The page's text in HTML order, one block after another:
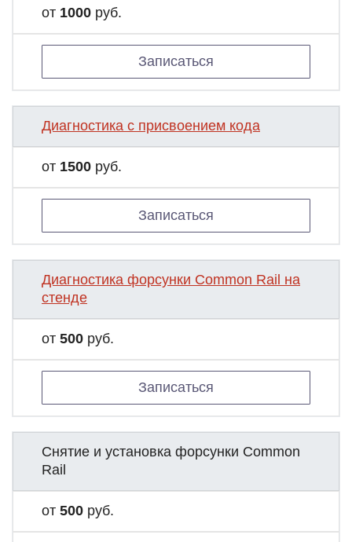
от 1000 руб.
Записаться
Диагностика с присвоением кода
от 1500 руб.
Записаться
Диагностика форсунки Common Rail на
стенде
от 500 руб.
Записаться
Снятие и установка форсунки Common
Rail
от 500 руб.